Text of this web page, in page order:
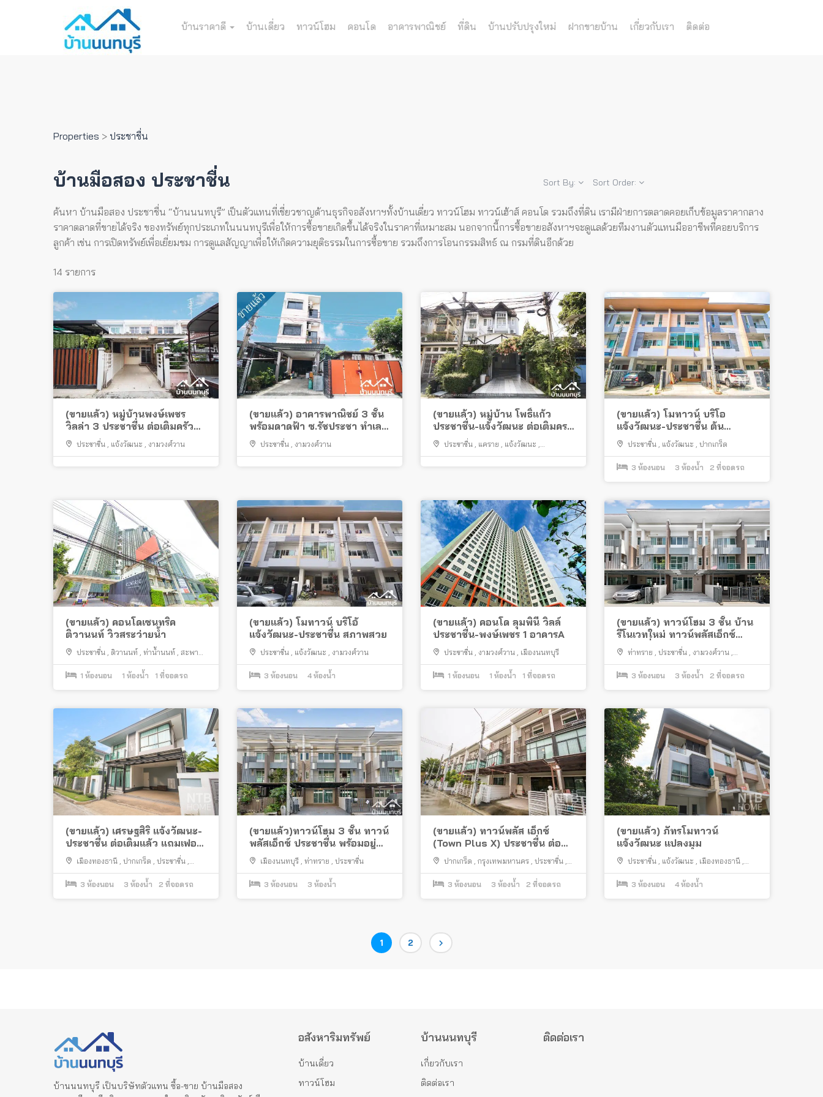
บ้านราคาดี บ้านเดี่ยว ทาวน์โฮม คอนโด อาคารพาณิชย์ ที่ดิน บ้านปรับปรุงใหม่ ฝากขายบ้าน เกี่ยวกับเรา ติดต่อ
Properties > ประชาชื่น
บ้านมือสอง ประชาชื่น Sort By: Sort Order:
ค้นหา บ้านมือสอง ประชาชื่น “บ้านนนทบุรี” เป็นตัวแทนที่เชี่ยวชาญด้านธุรกิจอสังหาฯทั้งบ้านเดี่ยว ทาวน์โฮม ทาวน์เฮ้าส์ คอนโด รวมถึงที่ดิน เรามีฝ่ายการตลาดคอยเก็บข้อมูลราคากลาง
ราคาตลาดที่ขายได้จริง ของทรัพย์ทุกประเภทในนนทบุรีเพื่อให้การซื้อขายเกิดขึ้นได้จริงในราคาที่เหมาะสม นอกจากนี้การซื้อขายอสังหาฯจะดูแลด้วยทีมงานตัวแทนมืออาชีพที่คอยบริการ
ลูกค้า เช่น การเปิดทรัพย์เพื่อเยี่ยมชม การดูแลสัญญาเพื่อให้เกิดความยุติธรรมในการซื้อขาย รวมถึงการโอนกรรมสิทธ์ ณ กรมที่ดินอีกด้วย
14 รายการ
(ขายแล้ว) หมู่บ้านพงษ์เพชร
วิลล่า 3 ประชาชื่น ต่อเติมครัว
ต่อเติมโรงรถ
ประชาชื่น แจ้งวัฒนะ งามวงศ์วาน
(ขายแล้ว) อาคารพาณิชย์ 3 ชั้น
พร้อมดาดฟ้า ซ.รัชประชา ทำเล
รัชดา ใกล้ทางด่วน ใกล้ถนนใหญ่
ประชาชื่น งามวงศ์วาน
(ขายแล้ว) หมู่บ้าน โพธิ์แก้ว
ประชาชื่น-แจ้งวัฒนะ ต่อเติมครบ
พร้อมอยู่
ประชาชื่น แคราย แจ้งวัฒนะ
งามวงศ์วาน , ปากเกร็ด
(ขายแล้ว) โมทาวน์ บริโอ
แจ้งวัฒนะ-ประชาชื่น ต้น
โครงการ
ประชาชื่น แจ้งวัฒนะ ปากเกร็ด
3 ห้องนอน 3 ห้องน้ำ 2 ที่จอดรถ
(ขายแล้ว) คอนโดเซนทริค
ติวานนท์ วิวสระว่ายน้ำ
ประชาชื่น , ติวานนท์ , ท่าน้ำนนท์ , สะพาน
พระราม 5 , เมืองนนทบุรี
1 ห้องนอน 1 ห้องน้ำ 1 ที่จอดรถ
(ขายแล้ว) โมทาวน์ บริโอ้
แจ้งวัฒนะ-ประชาชื่น สภาพสวย
ประชาชื่น , แจ้งวัฒนะ , งามวงศ์วาน
3 ห้องนอน 4 ห้องน้ำ
(ขายแล้ว) คอนโด ลุมพินี วิลล์
ประชาชื่น-พงษ์เพชร 1 อาคารA
ประชาชื่น , งามวงศ์วาน , เมืองนนทบุรี
1 ห้องนอน 1 ห้องน้ำ 1 ที่จอดรถ
(ขายแล้ว) ทาวน์โฮม 3 ชั้น บ้าน
รีโนเวทใหม่ ทาวน์พลัสเอ็กซ์
ประชาชื่น-งามวงศ์วาน ต่อเติม
ครบพร้อมอยู่ ทำเลดี ใกล้
ทางด่วน เดอะมอลล์งามวงศ์วาน
ท่าทราย , ประชาชื่น , งามวงศ์วาน ,
เมืองนนทบุรี
3 ห้องนอน 3 ห้องน้ำ 2 ที่จอดรถ
(ขายแล้ว) เศรษฐสิริ แจ้งวัฒนะ-
ประชาชื่น ต่อเติมแล้ว แถมเฟอร์
พร้อมอยู่
เมืองทองธานี ปากเกร็ด ประชาชื่น
แจ้งวัฒนะ
3 ห้องนอน 3 ห้องน้ำ 2 ที่จอดรถ
(ขายแล้ว)ทาวน์โฮม 3 ชั้น ทาวน์
พลัสเอ็กซ์ ประชาชื่น พร้อมอยู่
ใกล้ทางด่วน
เมืองนนทบุรี ท่าทราย ประชาชื่น
3 ห้องนอน 3 ห้องน้ำ
(ขายแล้ว) ทาวน์พลัส เอ็กซ์
(Town Plus X) ประชาชื่น ต่อ
เติมครบ
ปากเกร็ด กรุงเทพมหานคร ประชาชื่น
งามวงศ์วาน , ถนนสามัคคี
3 ห้องนอน 3 ห้องน้ำ 2 ที่จอดรถ
(ขายแล้ว) ภัทรโมทาวน์
แจ้งวัฒนะ แปลงมุม
ประชาชื่น แจ้งวัฒนะ เมืองทองธานี
ปากเกร็ด
3 ห้องนอน 4 ห้องน้ำ
Page
1 Page
2
บ้านนนทบุรี เป็นบริษัทตัวแทน ซื้อ-ขาย บ้านมือสอง
อสังหาริมทรัพย์
บ้านเดี่ยว
ทาวน์โฮม
บ้านนนทบุรี
เกี่ยวกับเรา
ติดต่อเรา
ติดต่อเรา